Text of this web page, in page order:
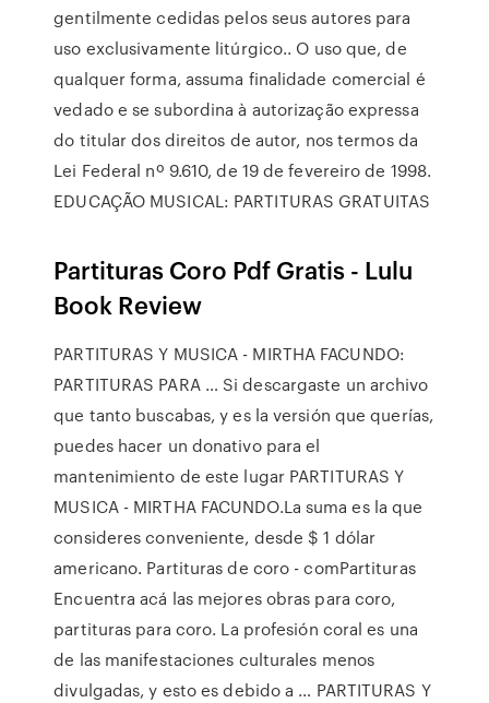
gentilmente cedidas pelos seus autores para
uso exclusivamente litúrgico.. O uso que, de
qualquer forma, assuma finalidade comercial é
vedado e se subordina à autorização expressa
do titular dos direitos de autor, nos termos da
Lei Federal nº 9.610, de 19 de fevereiro de 1998.
EDUCAÇÃO MUSICAL: PARTITURAS GRATUITAS
Partituras Coro Pdf Gratis - Lulu
Book Review
PARTITURAS Y MUSICA - MIRTHA FACUNDO:
PARTITURAS PARA … Si descargaste un archivo
que tanto buscabas, y es la versión que querías,
puedes hacer un donativo para el
mantenimiento de este lugar PARTITURAS Y
MUSICA - MIRTHA FACUNDO.La suma es la que
consideres conveniente, desde $ 1 dólar
americano. Partituras de coro - comPartituras
Encuentra acá las mejores obras para coro,
partituras para coro. La profesión coral es una
de las manifestaciones culturales menos
divulgadas, y esto es debido a … PARTITURAS Y